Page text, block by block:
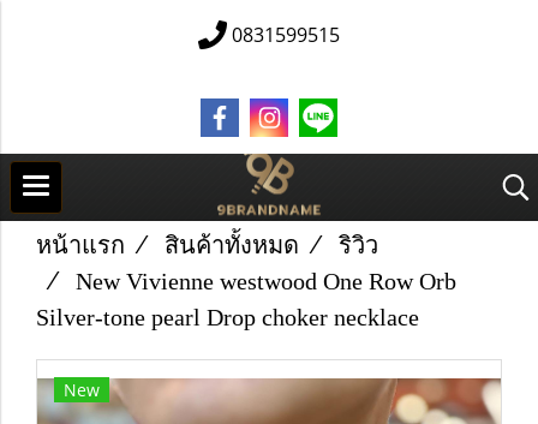
0831599515
หน้าแรก สินค้าทั้งหมด
ริวิว
New Vivienne westwood One Row Orb
Silver-tone pearl Drop choker necklace
New